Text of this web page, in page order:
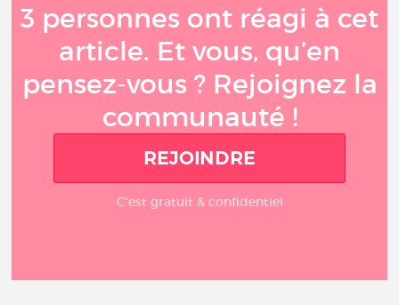
3 personnes ont réagi à cet
article. Et vous, qu’en
pensez-vous ? Rejoignez la
communauté !
REJOINDRE
C'est gratuit & confidentiel